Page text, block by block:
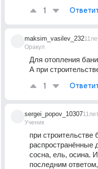
1
maksim_vasilev_232
Оракул
Для отопления
А при
1
sergei_popov_10307
Ученик
при строительстве
распространённые
сосна, ель, осина.
последним